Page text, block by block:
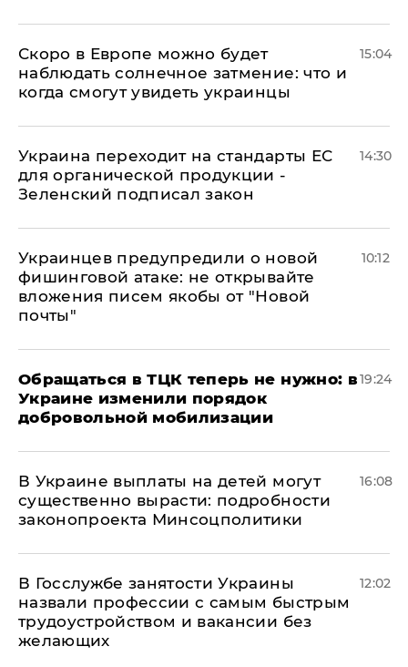
Скоро в Европе можно будет
наблюдать солнечное затмение: что и
когда смогут увидеть украинцы
15:04
Украина переходит на стандарты ЕС
для органической продукции -
Зеленский подписал закон
14:30
Украинцев предупредили о новой
фишинговой атаке: не открывайте
вложения писем якобы от "Новой
почты"
10:12
Обращаться в ТЦК теперь не нужно: в
Украине изменили порядок
добровольной мобилизации
19:24
В Украине выплаты на детей могут
существенно вырасти: подробности
законопроекта Минсоцполитики
16:08
В Госслужбе занятости Украины
назвали профессии с самым быстрым
трудоустройством и вакансии без
желающих
12:02